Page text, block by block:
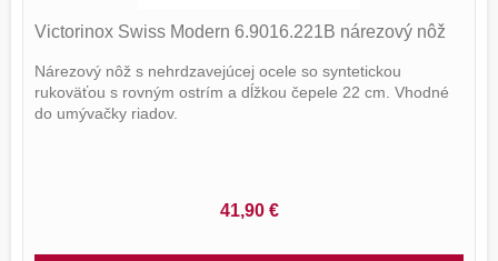
Victorinox Swiss Modern 6.9016.221B nárezový nôž
Nárezový nôž s nehrdzavejúcej ocele so syntetickou
rukoväťou s rovným ostrím a dĺžkou čepele 22 cm. Vhodné
do umývačky riadov.
41,90 €